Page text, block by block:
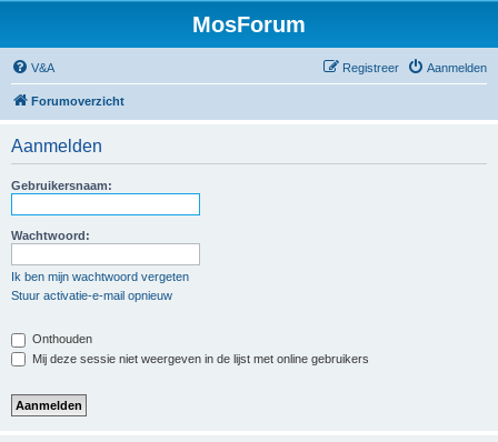
MosForum
V&A Aanmelden
Registreer
Forumoverzicht
Aanmelden
Gebruikersnaam:
Wachtwoord:
Ik ben mijn wachtwoord vergeten
Stuur activatie-e-mail opnieuw
Onthouden
Mij deze sessie niet weergeven in de lijst met online gebruikers